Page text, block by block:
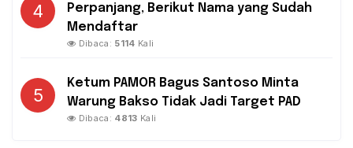
4
Perpanjang, Berikut Nama yang Sudah
Mendaftar
Dibaca: 5114 Kali
5
Ketum PAMOR Bagus Santoso Minta
Warung Bakso Tidak Jadi Target PAD
Dibaca: 4813 Kali